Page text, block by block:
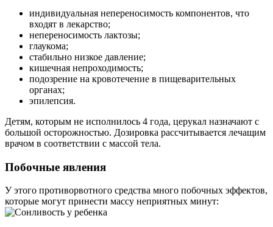
индивидуальная непереносимость компонентов, что
входят в лекарство;
непереносимость лактозы;
глаукома;
стабильно низкое давление;
кишечная непроходимость;
подозрение на кровотечение в пищеварительных
органах;
эпилепсия.
Детям, которым не исполнилось 4 года, церукал назначают с
большой осторожностью. Дозировка рассчитывается лечащим
врачом в соответствии с массой тела.
Побочные явления
У этого противорвотного средства много побочных эффектов,
которые могут принести массу неприятных минут: